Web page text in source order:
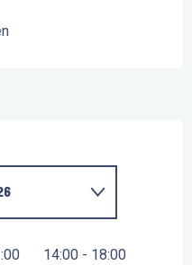
14:00 - 18:00